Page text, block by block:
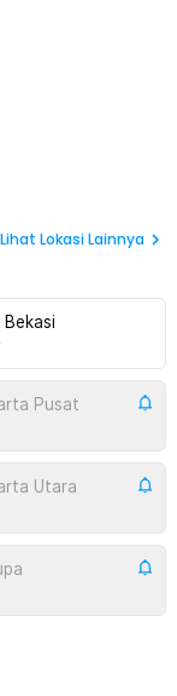
Lihat Lokasi Lainnya
Bekasi
Pusat
Utara